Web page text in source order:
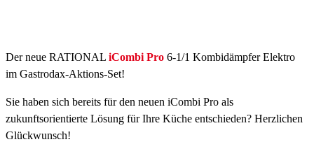
Der neue RATIONAL iCombi Pro 6-1/1 Kombidämpfer Elektro
im Gastrodax-Aktions-Set!
Sie haben sich bereits für den neuen iCombi Pro als
zukunftsorientierte Lösung für Ihre Küche entschieden? Herzlichen
Glückwunsch!